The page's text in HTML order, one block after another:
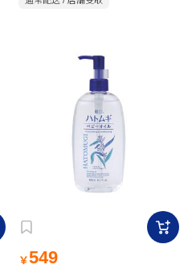
￥549